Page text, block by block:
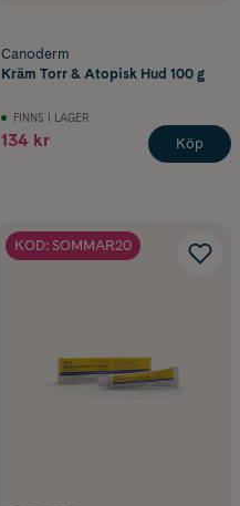
Canoderm
Kräm Torr & Atopisk Hud 100 g
FINNS I LAGER
134 kr Köp
KOD: SOMMAR20